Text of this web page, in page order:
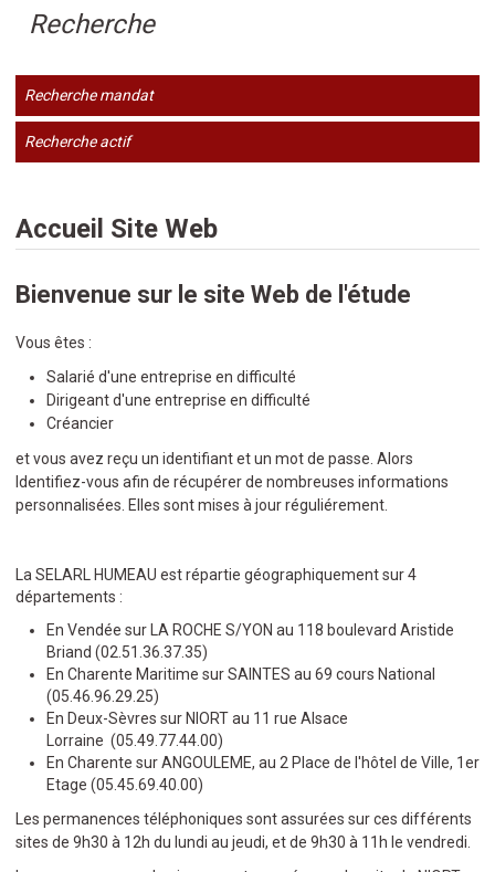
Recherche
Recherche mandat
Recherche actif
Accueil Site Web
Bienvenue sur le site Web de l'étude
Vous êtes :
Salarié d'une entreprise en difficulté
Dirigeant d'une entreprise en difficulté
Créancier
et vous avez reçu un identifiant et un mot de passe. Alors
Identifiez-vous afin de récupérer de nombreuses informations
personnalisées. Elles sont mises à jour réguliérement.
La SELARL HUMEAU est répartie géographiquement sur 4
départements :
En Vendée sur LA ROCHE S/YON au 118 boulevard Aristide
Briand (02.51.36.37.35)
En Charente Maritime sur SAINTES au 69 cours National
(05.46.96.29.25)
En Deux-Sèvres sur NIORT au 11 rue Alsace
Lorraine (05.49.77.44.00)
En Charente sur ANGOULEME, au 2 Place de l'hôtel de Ville, 1er
Etage (05.45.69.40.00)
Les permanences téléphoniques sont assurées sur ces différents
sites de 9h30 à 12h du lundi au jeudi, et de 9h30 à 11h le vendredi.